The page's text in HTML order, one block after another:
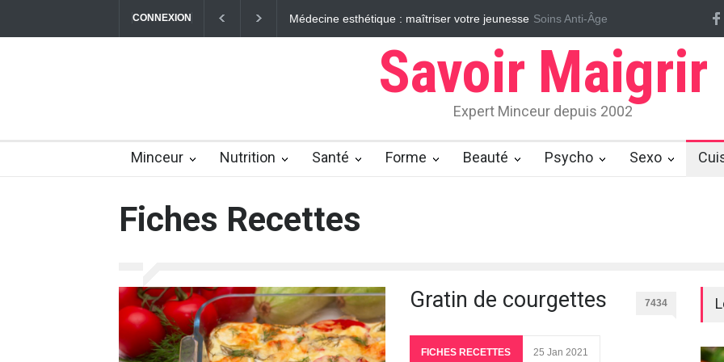
CONNEXION
Médecine esthétique : maîtriser votre jeunesse Vrai/Faux sur le cellulite Massages ayurvédiques pour éliminer la cellulite
Soins Anti-Âge
Savoir Maigrir
Expert Minceur depuis 2002
Minceur Nutrition Santé Forme Beauté Psycho Sexo
Fiches Recettes
Gratin de courgettes 7434
FICHES RECETTES 25 Jan 2021